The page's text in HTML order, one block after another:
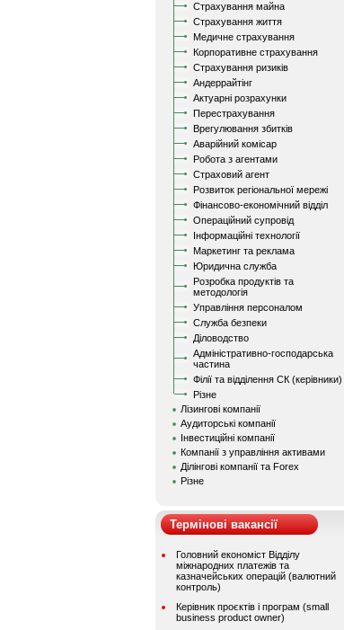
Страхування майна
Страхування життя
Медичне страхування
Корпоративне страхування
Страхування ризиків
Андеррайтінг
Актуарні розрахунки
Перестрахування
Врегулювання збитків
Аварійний комісар
Робота з агентами
Страховий агент
Розвиток регіональної мережі
Фінансово-економічний відділ
Операційний супровід
Інформаційні технології
Маркетинг та реклама
Юридична служба
Розробка продуктів та
методологія
Управління персоналом
Служба безпеки
Діловодство
Адміністративно-господарська
частина
Філії та відділення СК (керівники)
Різне
Лізингові компанії
Аудиторські компанії
Інвестиційні компанії
Компанії з управління активами
Ділінгові компанії та Forex
Різне
Термінові вакансії
Головний економіст Відділу
міжнародних платежів та
казначейських операцій (валютний
контроль)
Керівник проєктів і програм (small
business product owner)